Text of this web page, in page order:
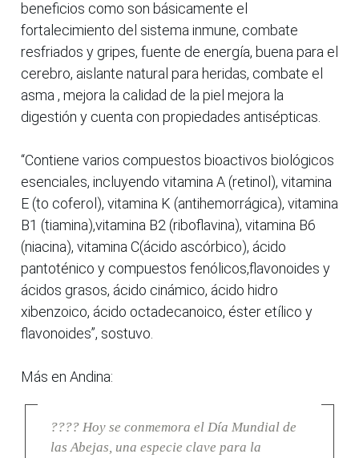
beneficios como son básicamente el
fortalecimiento del sistema inmune, combate
resfriados y gripes, fuente de energía, buena para el
cerebro, aislante natural para heridas, combate el
asma , mejora la calidad de la piel mejora la
digestión y cuenta con propiedades antisépticas.
“Contiene varios compuestos bioactivos biológicos
esenciales, incluyendo vitamina A (retinol), vitamina
E (to coferol), vitamina K (antihemorrágica), vitamina
B1 (tiamina),vitamina B2 (riboflavina), vitamina B6
(niacina), vitamina C(ácido ascórbico), ácido
pantoténico y compuestos fenólicos,flavonoides y
ácidos grasos, ácido cinámico, ácido hidro
xibenzoico, ácido octadecanoico, éster etílico y
flavonoides”, sostuvo.
Más en Andina:
???? Hoy se conmemora el Día Mundial de
las Abejas, una especie clave para la